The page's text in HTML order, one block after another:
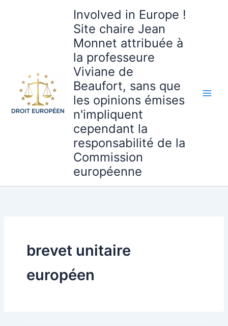
Involved in Europe !
Site chaire Jean
Monnet attribuée à
la professeure
Viviane de
Beaufort, sans que
les opinions émises
n'impliquent
cependant la
responsabilité de la
Commission
européenne
brevet unitaire
européen